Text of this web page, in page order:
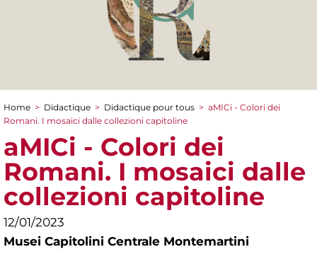
You are here
Home > Didactique > Didactique pour tous > aMICi - Colori dei
Romani. I mosaici dalle collezioni capitoline
aMICi - Colori dei
Romani. I mosaici dalle
collezioni capitoline
12/01/2023
Musei Capitolini Centrale Montemartini